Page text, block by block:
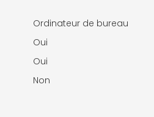
Ordinateur de bureau
Oui
Oui
Non